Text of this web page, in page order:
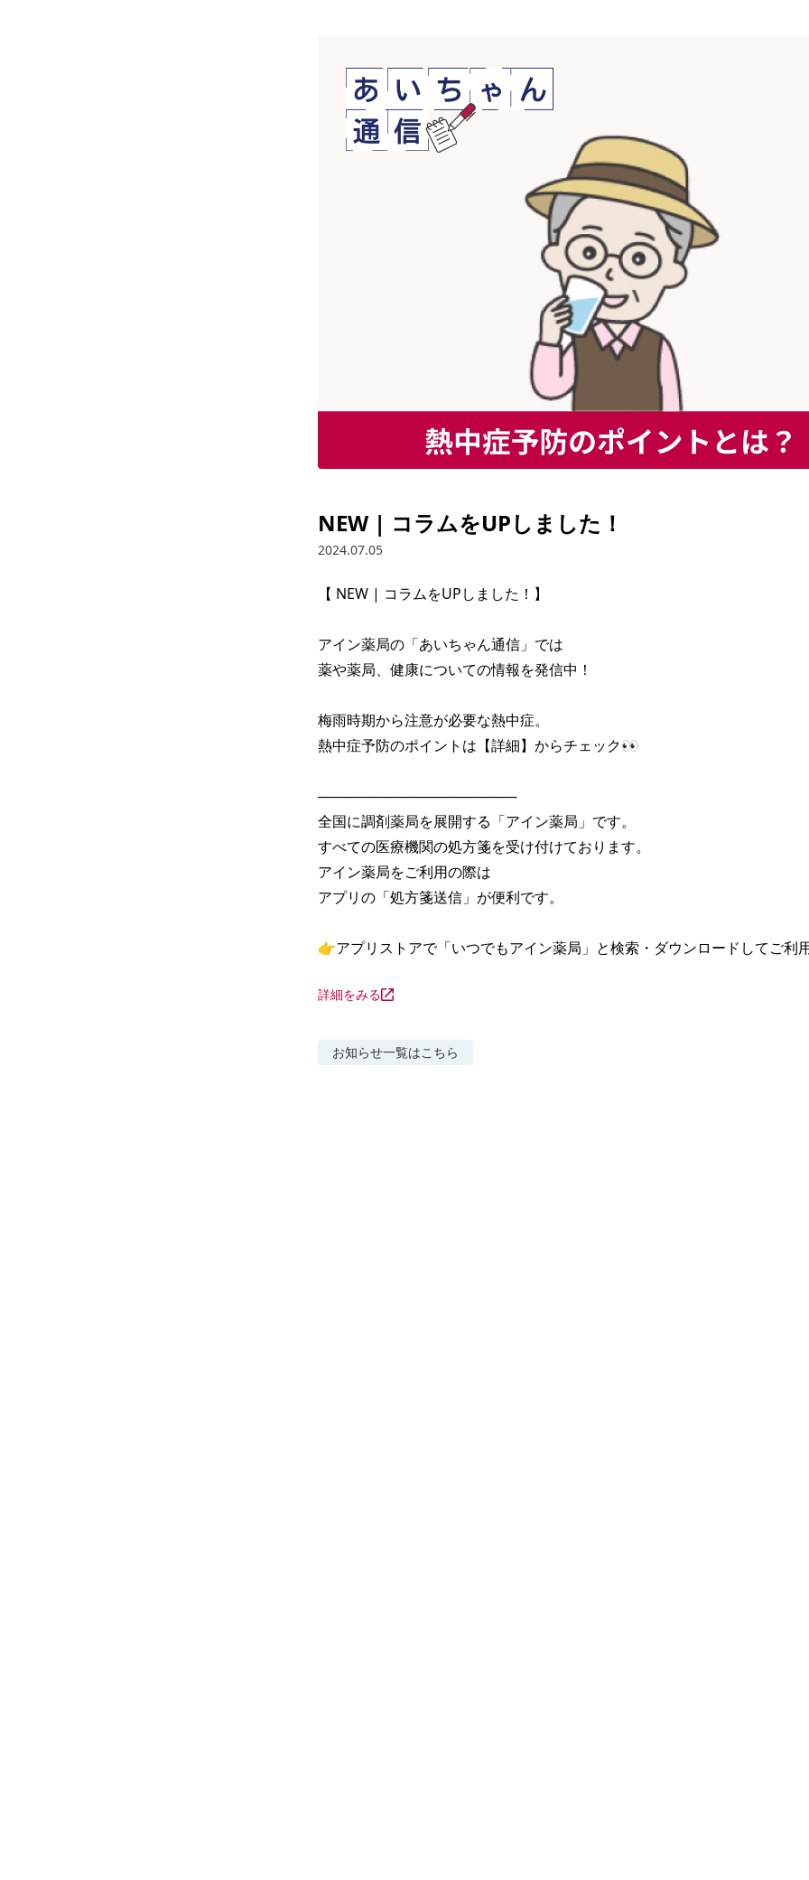
NEW | コラムをUPしました！
2024.07.05
【 NEW | コラムをUPしました！】
アイン薬局の「あいちゃん通信」では
薬や薬局、健康についての情報を発信中！
梅雨時期から注意が必要な熱中症。
熱中症予防のポイントは【詳細】からチェック👀
────────────────────
全国に調剤薬局を展開する「アイン薬局」です。
すべての医療機関の処方箋を受け付けております。
アイン薬局をご利用の際は
アプリの「処方箋送信」が便利です。
👉アプリストアで「いつでもアイン薬局」と検索・ダウンロードしてご利
詳細をみる
お知らせ一覧はこちら